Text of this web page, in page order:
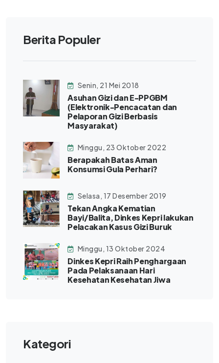
Berita Populer
Senin, 21 Mei 2018
Asuhan Gizi dan E-PPGBM
(Elektronik-Pencacatan dan
Pelaporan Gizi Berbasis
Masyarakat)
Minggu, 23 Oktober 2022
Berapakah Batas Aman
Konsumsi Gula Perhari?
Selasa, 17 Desember 2019
Tekan Angka Kematian
Bayi/Balita, Dinkes Kepri lakukan
Pelacakan Kasus Gizi Buruk
Minggu, 13 Oktober 2024
Dinkes Kepri Raih Penghargaan
Pada Pelaksanaan Hari
Kesehatan Kesehatan Jiwa
Kategori